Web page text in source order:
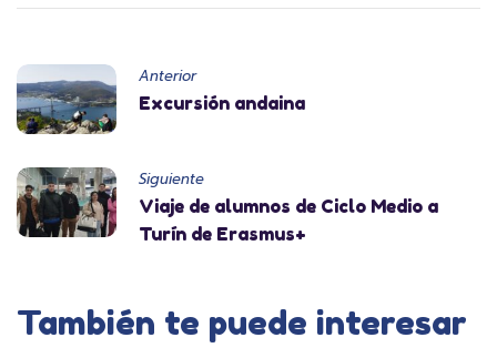
Anterior
Excursión andaina
Siguiente
Viaje de alumnos de Ciclo Medio a
Turín de Erasmus+
También te puede interesar